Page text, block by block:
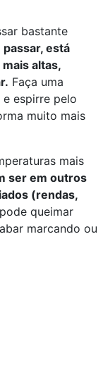
bastante
passar, está
altas,
Faça uma
e espirre pelo
muito mais
mais
ser em outros
(rendas,
queimar
marcando ou